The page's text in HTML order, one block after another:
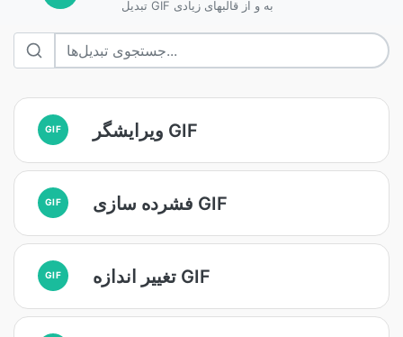
تبدیل GIF به و از قالبهای زیادی
GIF ویرایشگر GIF
GIF فشرده سازی GIF
GIF تغییر اندازه GIF